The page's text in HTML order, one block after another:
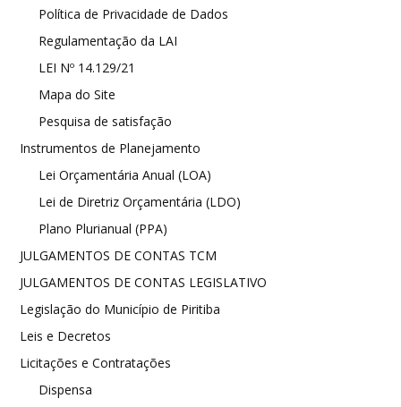
Política de Privacidade de Dados
Regulamentação da LAI
LEI Nº 14.129/21
Mapa do Site
Pesquisa de satisfação
Instrumentos de Planejamento
Lei Orçamentária Anual (LOA)
Lei de Diretriz Orçamentária (LDO)
Plano Plurianual (PPA)
JULGAMENTOS DE CONTAS TCM
JULGAMENTOS DE CONTAS LEGISLATIVO
Legislação do Município de Piritiba
Leis e Decretos
Licitações e Contratações
Dispensa